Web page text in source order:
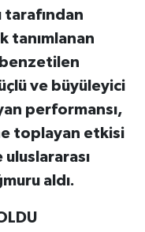
tarafından
tanımlanan
ve büyüleyici
performansı,
toplayan etkisi
aldı.